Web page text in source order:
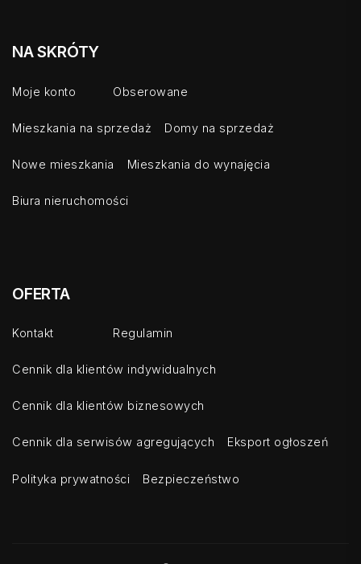
NA SKRÓTY
Moje konto Obserowane
Mieszkania na sprzedaż Domy na sprzedaż
Nowe mieszkania Mieszkania do wynajęcia
Biura nieruchomości
OFERTA
Kontakt Regulamin
Cennik dla klientów indywidualnych
Cennik dla klientów biznesowych
Cennik dla serwisów agregujących Eksport ogłoszeń
Polityka prywatności Bezpieczeństwo